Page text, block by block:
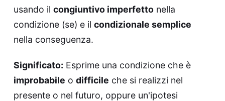
usando il congiuntivo imperfettonella
condizione (se) e il condizionale semplice
nella conseguenza.
Significato: Esprime una condizione che è
improbabile o difficile che si realizzi nel
presente o nel futuro, oppure un'ipotesi